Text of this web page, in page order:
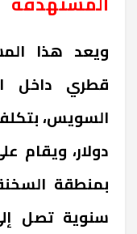
ويعد هذا
قطري داخل
بمنطقة